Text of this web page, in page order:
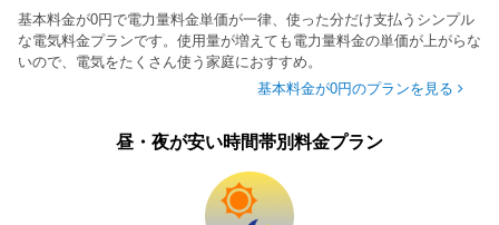
基本料金が0円で電力量料金単価が一律、使った分だけ支払うシンプル
な電気料金プランです。使用量が増えても電力量料金の単価が上がらな
いので、電気をたくさん使う家庭におすすめ。
基本料金が0円のプランを見る
昼・夜が安い時間帯別料金プラン